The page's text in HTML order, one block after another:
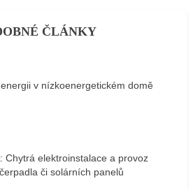
ČLÁNKY
v nízkoenergetickém domě
Chytrá elektroinstalace a provoz
či solárních panelů